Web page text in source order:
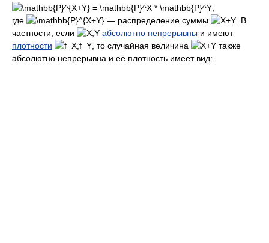
где
— распределение суммы
. В
частности, если
абсолютно непрерывны и имеют
плотности
, то случайная величина
также
абсолютно непрерывна и её плотность имеет вид: